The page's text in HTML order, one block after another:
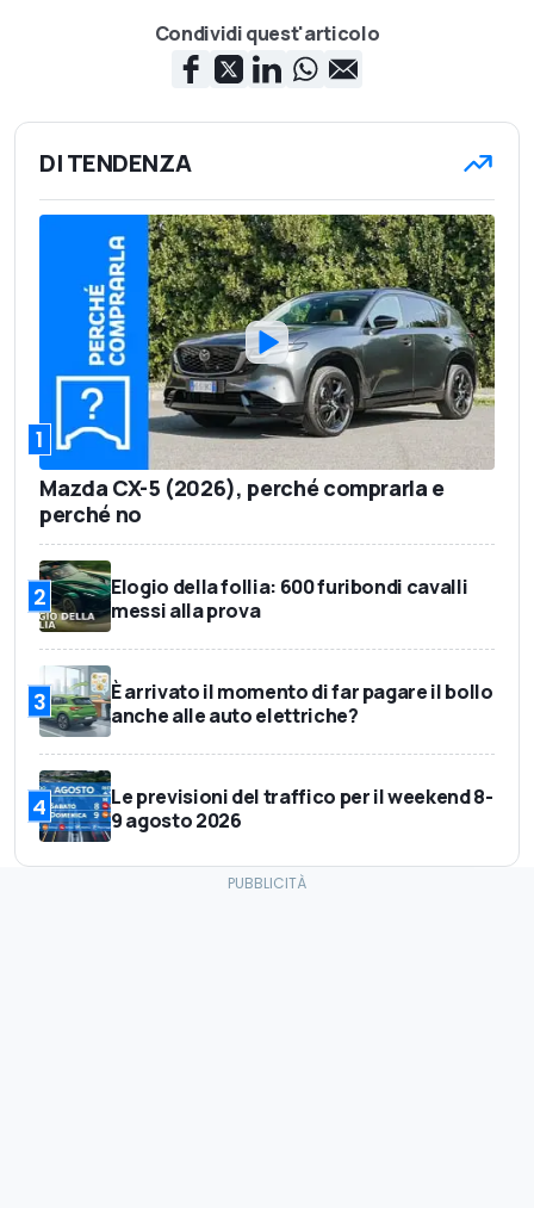
Condividi quest'articolo
DI TENDENZA
1
Mazda CX-5 (2026), perché comprarla e
perché no
2
Elogio della follia: 600 furibondi cavalli
messi alla prova
3
È arrivato il momento di far pagare il bollo
anche alle auto elettriche?
4
Le previsioni del traffico per il weekend 8-
9 agosto 2026